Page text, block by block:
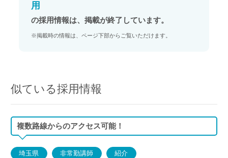
用
の採用情報は、掲載が終了しています。
※掲載時の情報は、ページ下部からご覧いただけます。
似ている採用情報
複数路線からのアクセス可能！
埼玉県 非常勤講師 紹介